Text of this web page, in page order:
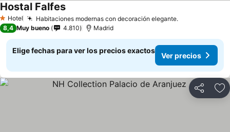
1 Estrellas
Hotel Habitaciones modernas con decoración elegante.
Hostal Falfes
8,4 Muy bueno 4.810 Madrid
Elige fechas para ver los precios exactos
Ver precios
Compartir